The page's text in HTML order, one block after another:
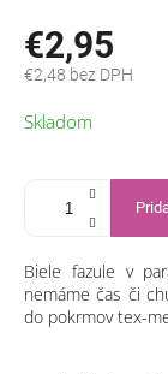
€2,95
€2,48 bez DPH
cena:
Skladom
Biele fazule v
nemáme čas či
do pokrmov tex-